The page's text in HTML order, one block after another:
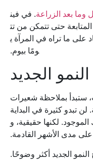
وما بعد الزراعة. في فين
حتى تتمكن من تت
على ما تراه في المرآة ي
ومًا بيوم.
ستبدأ بملاحظة شعيرات
تبدو كثيرة في البداية
لكنها حقيقية، و
مدى الأشهر القادمة.
الجديد أكثر وضوحًا.